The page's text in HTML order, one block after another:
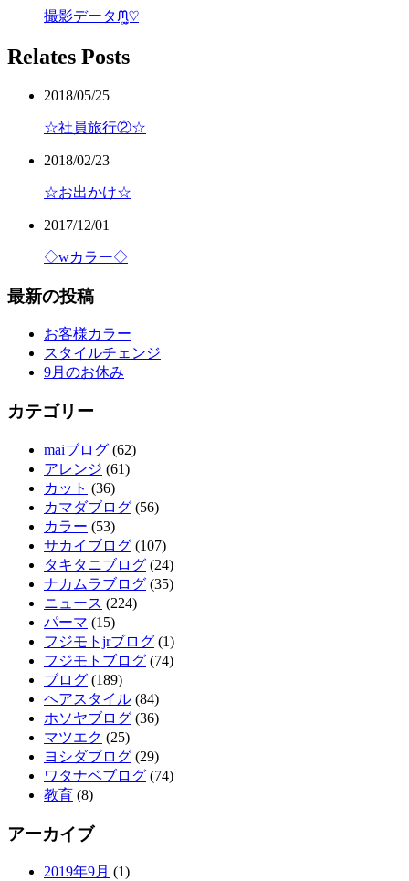
撮影データᙏ̤̫͚♡
Relates Posts
2018/05/25
☆社員旅行②☆
2018/02/23
☆お出かけ☆
2017/12/01
◇wカラー◇
最新の投稿
お客様カラー
スタイルチェンジ
9月のお休み
カテゴリー
maiブログ (62)
アレンジ (61)
カット (36)
カマダブログ (56)
カラー (53)
サカイブログ (107)
タキタニブログ (24)
ナカムラブログ (35)
ニュース (224)
パーマ (15)
フジモトjrブログ (1)
フジモトブログ (74)
ブログ (189)
ヘアスタイル (84)
ホソヤブログ (36)
マツエク (25)
ヨシダブログ (29)
ワタナベブログ (74)
教育 (8)
アーカイブ
2019年9月 (1)